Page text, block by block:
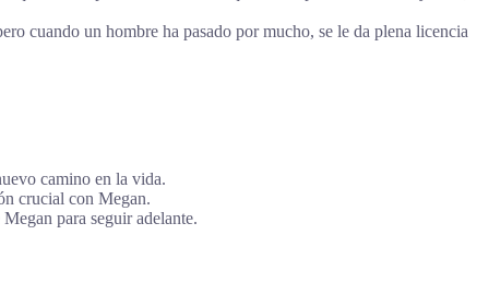
cuando un hombre ha pasado por mucho, se le da plena licencia
camino en la vida.
crucial con Megan.
para seguir adelante.